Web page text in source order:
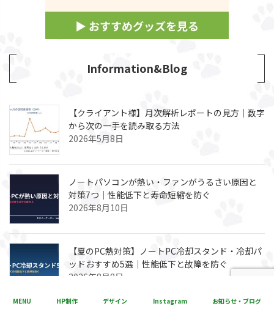
Information&Blog
【クライアント様】月次解析レポートの見方｜数字
から次の一手を読み取る方法
2026年5月8日
ノートパソコンが熱い・ファンがうるさい原因と
対策7つ｜性能低下と寿命短縮を防ぐ
2026年8月10日
【夏のPC熱対策】ノートPC冷却スタンド・冷却パ
ッドおすすめ5選｜性能低下と故障を防ぐ
2026年8月8日
MENU HP制作 デザイン Instagram お知らせ・ブログ